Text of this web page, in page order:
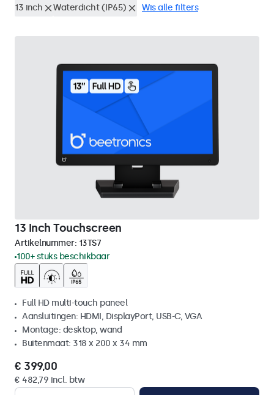
13 inch Waterdicht (IP65) Wis alle filters
13 Inch Touchscreen
Artikelnummer: 13TS7
100+ stuks beschikbaar
Full HD multi-touch paneel
Aansluitingen: HDMI, DisplayPort, USB-C, VGA
Montage: desktop, wand
Buitenmaat: 318 x 200 x 34 mm
€ 399,00
€ 482,79 incl. btw